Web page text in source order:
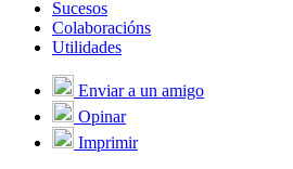
Sucesos
Colaboracións
Utilidades
Enviar a un amigo
Opinar
Imprimir